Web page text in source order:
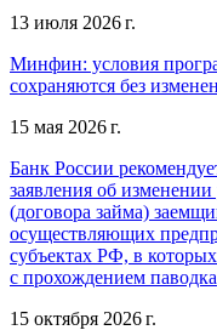
13 июля 2026 г.
Минфин: условия
сохраняются без
15 мая 2026 г.
Банк России
заявления об
(договора займа)
осуществляющих
субъектах РФ, в
с прохождением паводка
15 октября 2026 г.